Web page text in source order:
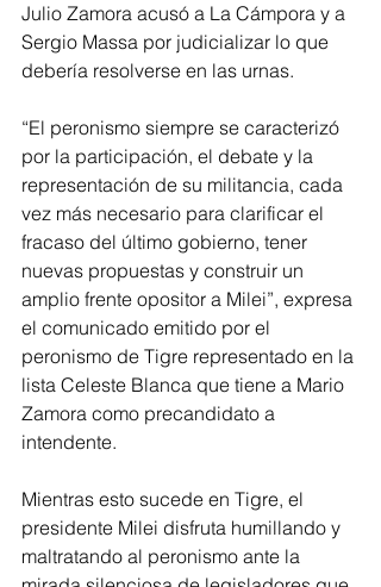
Julio Zamora acusó a La Cámpora y a
Sergio Massa por judicializar lo que
debería resolverse en las urnas.
“El peronismo siempre se caracterizó
por la participación, el debate y la
representación de su militancia, cada
vez más necesario para clarificar el
fracaso del último gobierno, tener
nuevas propuestas y construir un
amplio frente opositor a Milei”, expresa
el comunicado emitido por el
peronismo de Tigre representado en la
lista Celeste Blanca que tiene a Mario
Zamora como precandidato a
intendente.
Mientras esto sucede en Tigre, el
presidente Milei disfruta humillando y
maltratando al peronismo ante la